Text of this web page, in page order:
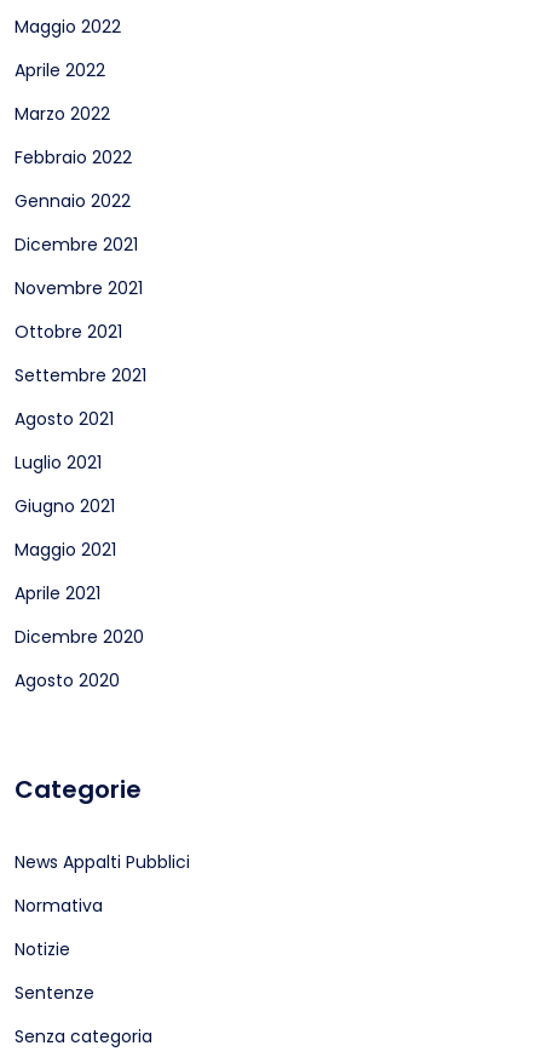
Maggio 2022
Aprile 2022
Marzo 2022
Febbraio 2022
Gennaio 2022
Dicembre 2021
Novembre 2021
Ottobre 2021
Settembre 2021
Agosto 2021
Luglio 2021
Giugno 2021
Maggio 2021
Aprile 2021
Dicembre 2020
Agosto 2020
Categorie
News Appalti Pubblici
Normativa
Notizie
Sentenze
Senza categoria